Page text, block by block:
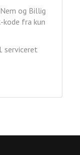
og Billig
kode fra kun
serviceret